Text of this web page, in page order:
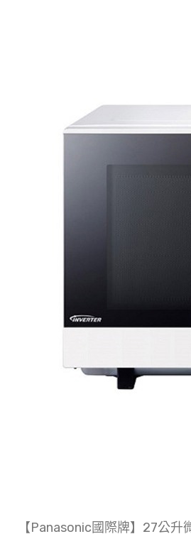
【Panasonic國際牌】27公